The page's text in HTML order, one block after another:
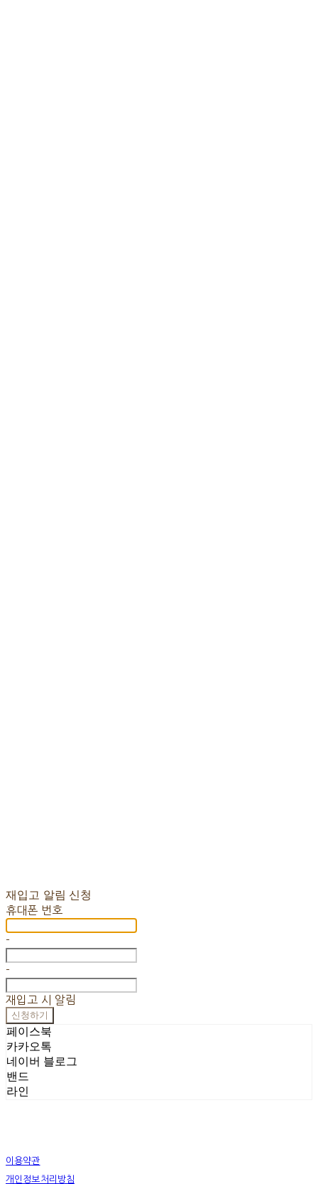
재입고 알림 신청
휴대폰 번호
-
-
재입고 시 알림
신청하기
페이스북
카카오톡
네이버 블로그
밴드
라인
이용약관
개인정보처리방침